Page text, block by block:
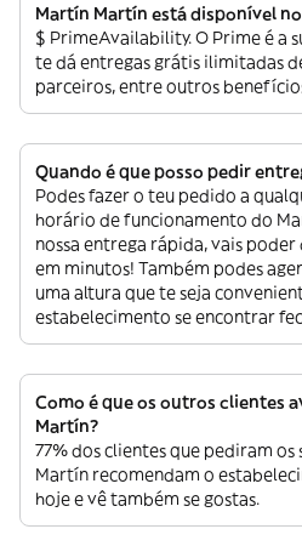
Martín Martín está disponível
$ PrimeAvailability. O Prime é a
te dá entregas grátis ilimitadas
parceiros, entre outros
Quando é que posso pedir
Podes fazer o teu pedido a
horário de funcionamento do
nossa entrega rápida, vais
em minutos! Também podes
uma altura que te seja
estabelecimento se encontrar
Como é que os outros clientes
Martín?
77% dos clientes que pediram
Martín recomendam o
hoje e vê também se gostas.